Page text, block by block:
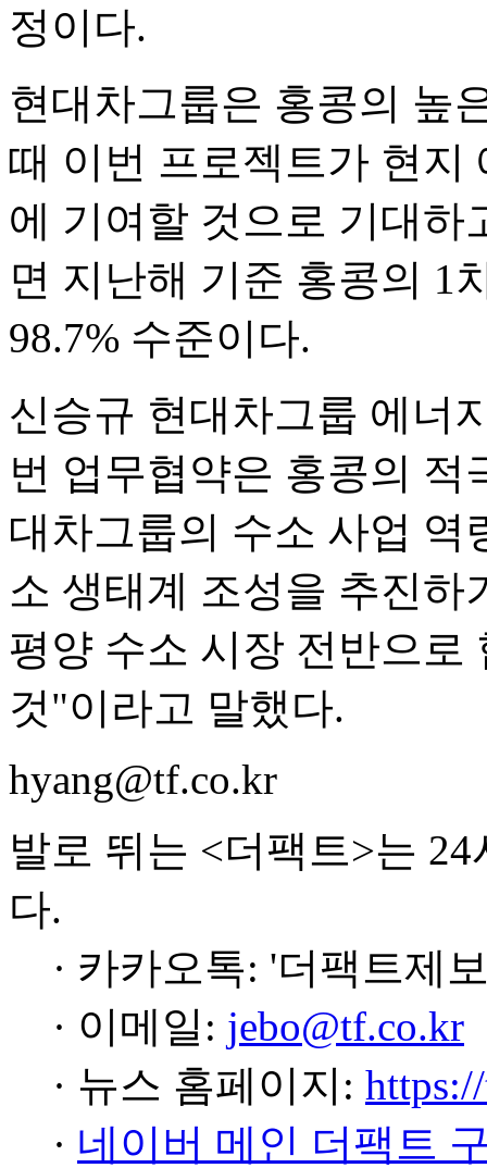
정이다.
현대차그룹은 홍콩의 높
때 이번 프로젝트가 현지
에 기여할 것으로 기대하
면 지난해 기준 홍콩의 1
98.7% 수준이다.
신승규 현대차그룹 에너
번 업무협약은 홍콩의
대차그룹의 수소 사업 역
소 생태계 조성을 추진
평양 수소 시장 전반으로
것"이라고 말했다.
hyang@tf.co.kr
발로 뛰는 <더팩트>는
다.
· 카카오톡: '더팩트제
· 이메일: jebo@tf.co.kr
· 뉴스 홈페이지:
· 네이버 메인 더팩트